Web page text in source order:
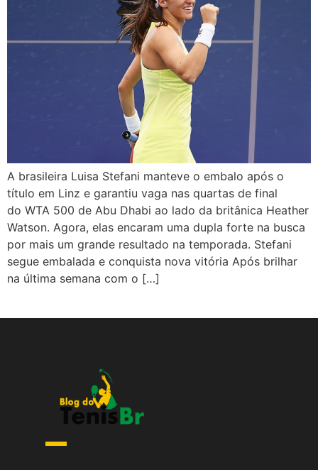
A brasileira Luisa Stefani manteve o embalo após o
título em Linz e garantiu vaga nas quartas de final
do WTA 500 de Abu Dhabi ao lado da britânica Heather
Watson. Agora, elas encaram uma dupla forte na busca
por mais um grande resultado na temporada. Stefani
segue embalada e conquista nova vitória Após brilhar
na última semana com o […]